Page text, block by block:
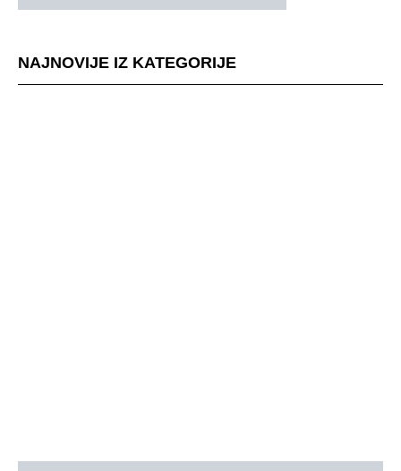
NAJNOVIJE IZ KATEGORIJE